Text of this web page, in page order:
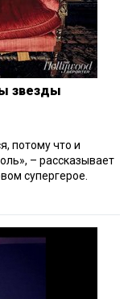
звезды
потому что и
– рассказывает
супергерое.